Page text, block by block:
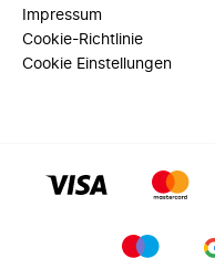
Impressum
Cookie-Richtlinie
Cookie Einstellungen